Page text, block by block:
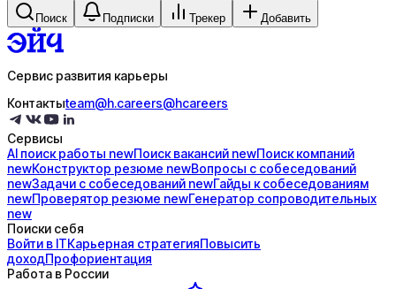
Поиск Подписки Трекер Добавить
Сервис развития карьеры
Контактыteam@h.careers@hcareers
Сервисы
AI поискработы newПоисквакансий newПоисккомпаний
newКонструктор резюме newВопросы с собеседований
newЗадачи с собеседований newГайды ксобеседованиям
newПроверятор резюме newГенератор сопроводительных
new
Поиски себя
Войти в ITКарьерная стратегияПовысить
доходПрофориентация
Работа в России